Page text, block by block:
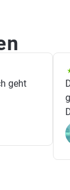
geht